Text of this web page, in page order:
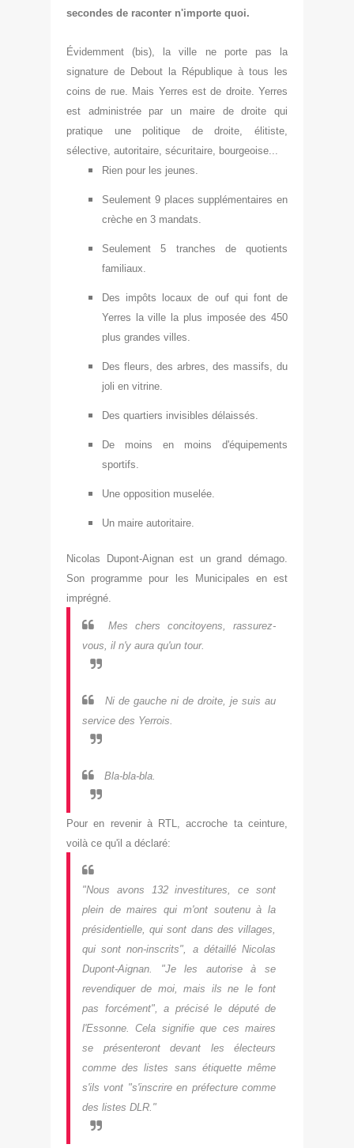
secondes de raconter n'importe quoi.
Évidemment (bis), la ville ne porte pas la
signature de Debout la République à tous les
coins de rue. Mais Yerres est de droite. Yerres
est administrée par un maire de droite qui
pratique une politique de droite, élitiste,
sélective, autoritaire, sécuritaire, bourgeoise...
Rien pour les jeunes.
Seulement 9 places supplémentaires en
crèche en 3 mandats.
Seulement 5 tranches de quotients
familiaux.
Des impôts locaux de ouf qui font de
Yerres la ville la plus imposée des 450
plus grandes villes.
Des fleurs, des arbres, des massifs, du
joli en vitrine.
Des quartiers invisibles délaissés.
De moins en moins d'équipements
sportifs.
Une opposition muselée.
Un maire autoritaire.
Nicolas Dupont-Aignan est un grand démago.
Son programme pour les Municipales en est
imprégné.
Mes chers concitoyens, rassurez-
vous, il n'y aura qu'un tour.
Ni de gauche ni de droite, je suis au
service des Yerrois.
Bla-bla-bla.
Pour en revenir à RTL, accroche ta ceinture,
voilà ce qu'il a déclaré:
"Nous avons 132 investitures, ce sont
plein de maires qui m'ont soutenu à la
présidentielle, qui sont dans des villages,
qui sont non-inscrits", a détaillé Nicolas
Dupont-Aignan. "Je les autorise à se
revendiquer de moi, mais ils ne le font
pas forcément", a précisé le député de
l'Essonne. Cela signifie que ces maires
se présenteront devant les électeurs
comme des listes sans étiquette même
s'ils vont "s'inscrire en préfecture comme
des listes DLR."